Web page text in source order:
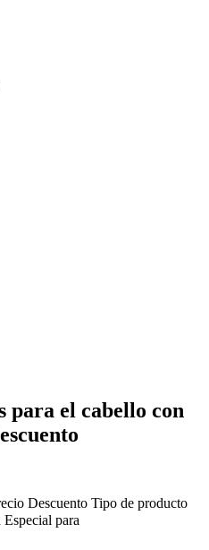
para el cabello con
Descuento Tipo de producto
Especial para